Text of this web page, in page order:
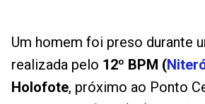
Um homem foi preso durante
realizada pelo 12º BPM (
Holofote, próximo ao Ponto